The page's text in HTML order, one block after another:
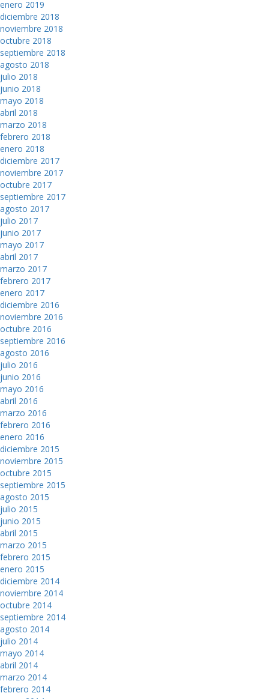
enero 2019
diciembre 2018
noviembre 2018
octubre 2018
septiembre 2018
agosto 2018
julio 2018
junio 2018
mayo 2018
abril 2018
marzo 2018
febrero 2018
enero 2018
diciembre 2017
noviembre 2017
octubre 2017
septiembre 2017
agosto 2017
julio 2017
junio 2017
mayo 2017
abril 2017
marzo 2017
febrero 2017
enero 2017
diciembre 2016
noviembre 2016
octubre 2016
septiembre 2016
agosto 2016
julio 2016
junio 2016
mayo 2016
abril 2016
marzo 2016
febrero 2016
enero 2016
diciembre 2015
noviembre 2015
octubre 2015
septiembre 2015
agosto 2015
julio 2015
junio 2015
abril 2015
marzo 2015
febrero 2015
enero 2015
diciembre 2014
noviembre 2014
octubre 2014
septiembre 2014
agosto 2014
julio 2014
mayo 2014
abril 2014
marzo 2014
febrero 2014